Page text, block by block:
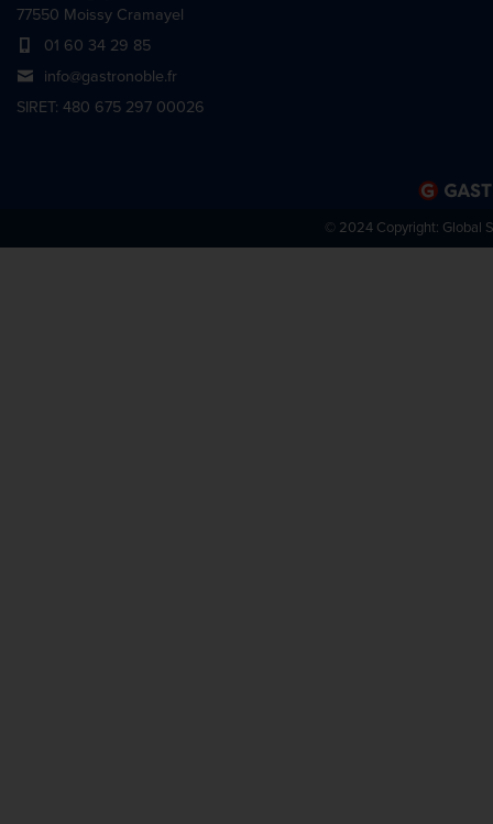
77550 Moissy Cramayel
01 60 34 29 85
info@gastronoble.fr
SIRET: 480 675 297 00026
© 2024 Copyright: Global